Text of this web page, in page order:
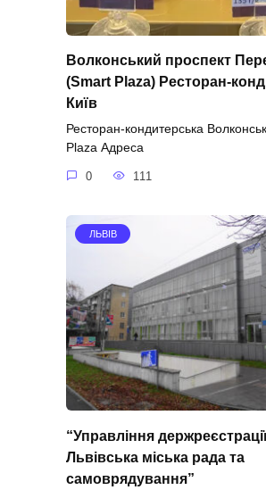
Волконський проспект
(Smart Plaza) Ресторан-
Київ
Ресторан-кондитерська
Plaza Адреса
0 111
ЛЬВІВ
“Управління
Львівська міська рада та
самоврядування”